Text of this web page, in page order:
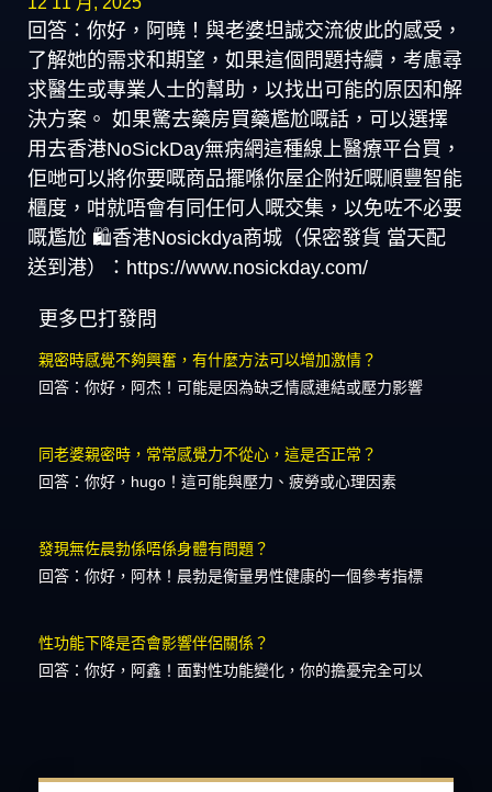
回答：你好，阿曉！與老婆坦誠交流彼此的感受，
了解她的需求和期望，如果這個問題持續，考慮尋
求醫生或專業人士的幫助，以找出可能的原因和解
決方案。 如果驚去藥房買藥尷尬嘅話，可以選擇
用去香港NoSickDay無病網這種線上醫療平台買，
佢哋可以將你要嘅商品擺喺你屋企附近嘅順豐智能
櫃度，咁就唔會有同任何人嘅交集，以免咗不必要
嘅尷尬 🛍️香港Nosickdya商城（保密發貨 當天配
送到港）：https://www.nosickday.com/
更多巴打發問
親密時感覺不夠興奮，有什麼方法可以增加激情？
回答：你好，阿杰！可能是因為缺乏情感連結或壓力影響
同老婆親密時，常常感覺力不從心，這是否正常？
回答：你好，hugo！這可能與壓力、疲勞或心理因素
發現無佐晨勃係唔係身體有問題？
回答：你好，阿林！晨勃是衡量男性健康的一個參考指標
性功能下降是否會影響伴侶關係？
回答：你好，阿鑫！面對性功能變化，你的擔憂完全可以